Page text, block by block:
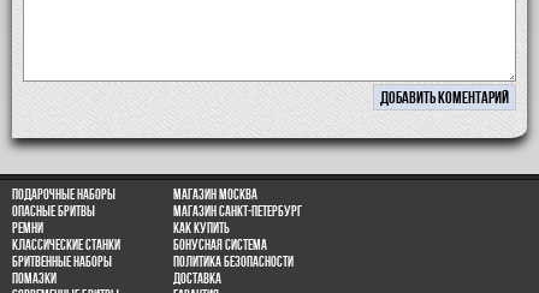
Подарочные наборы
Опасные бритвы
Ремни
Классические станки
Бритвенные наборы
Помазки
Магазин Москва
Магазин Санкт-Петербург
Как купить
Бонусная система
Политика безопасности
Доставка